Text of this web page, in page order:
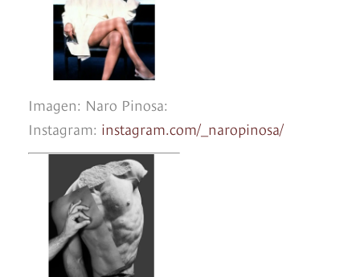
Imagen: Naro Pinosa:
Instagram: instagram.com/_naropinosa/